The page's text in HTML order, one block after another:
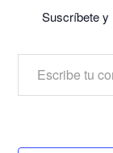
Suscríbete y
Escribe tu correo electrónico…